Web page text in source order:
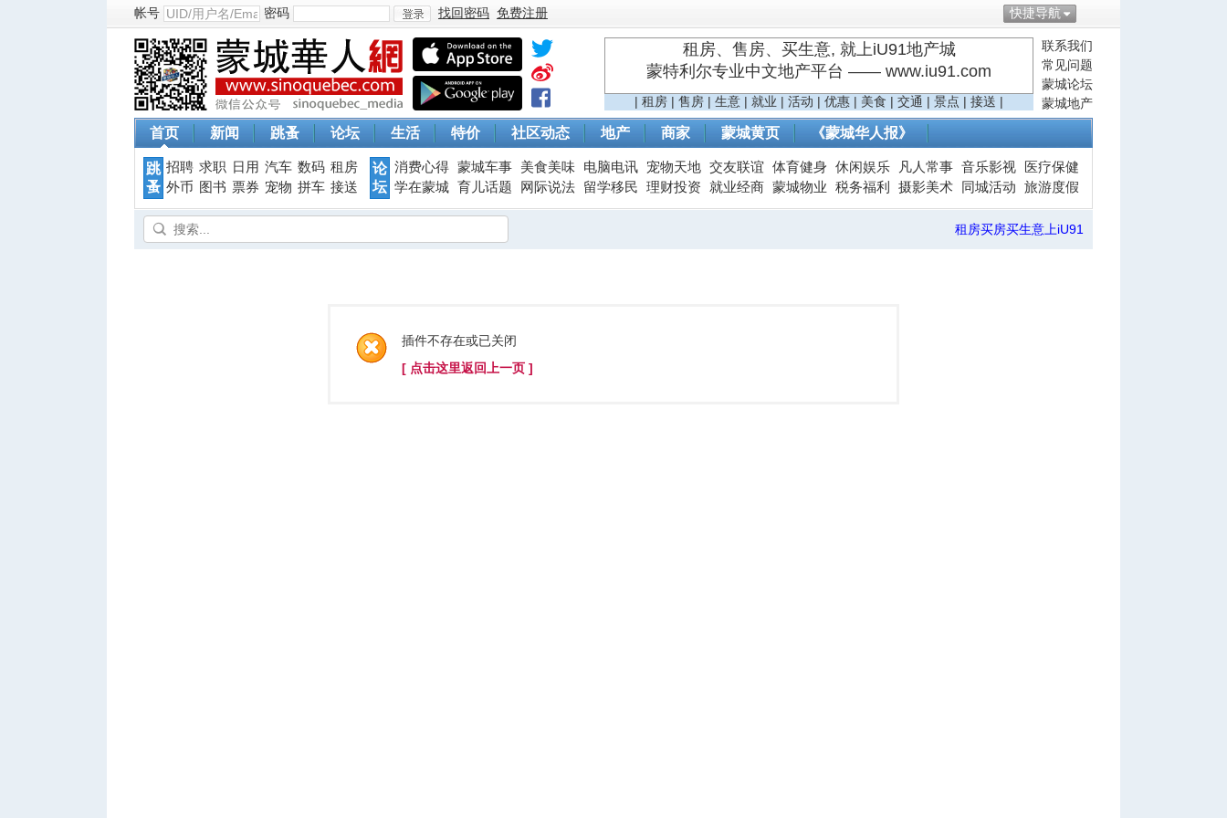
快捷导航
帐号 密码
登
找回密码 免费注册
联系我们
常见问题
蒙城论坛
蒙城地产
租房、售房、买生意, 就上iU91地产城
蒙特利尔专业中文地产平台 —— www.iu91.com
| 租房 | 售房 | 生意 | 就业 | 活动 | 优惠 | 美食 | 交通 | 景点 | 接送 |
首页 新闻 跳蚤 论坛 生活 特价 社区动态 地产 商家 蒙城黄页 《蒙城华人报》
跳
蚤
招聘 求职 日用 汽车 数码 租房
外币
图书 票券 宠物 拼车 接送
论
坛
消费心得 蒙城车事 美食美味 电脑电讯 宠物天地 交友联谊 体育健身 休闲娱乐 凡人常事 音乐影视
医疗保健
学在蒙城 育儿话题 网际说法 留学移民 理财投资 就业经商 蒙城物业 税务福利 摄影美术 同城活动 旅游度假
租房买房买生意上iU91
插件不存在或已关闭
[ 点击这里返回上一页 ]